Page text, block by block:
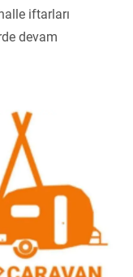
iftarları
devam